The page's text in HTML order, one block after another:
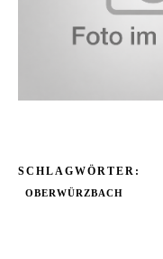
SCHLAGWÖRTER:
OBERWÜRZBACH